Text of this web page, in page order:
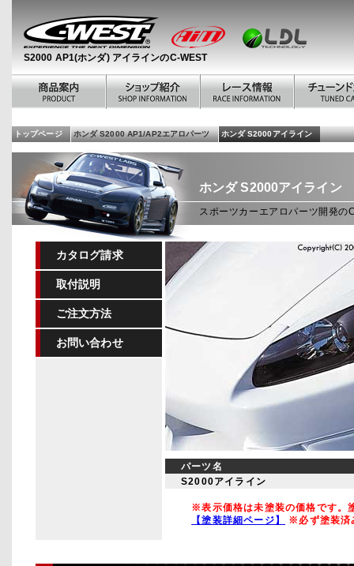
S2000 AP1(ホンダ) アイラインのC-WEST
トップページ ホンダ S2000 AP1/AP2エアロパーツ ホンダ S2000アイライン
ホンダS2000アイライン
スポーツカーエアロパーツ開発
カタログ請求
取付説明
ご注文方法
お問い合わせ
パーツ名
S2000アイライン
※表示価格は未塗装の価格です。
【塗装詳細ページ】
※必ず塗装済